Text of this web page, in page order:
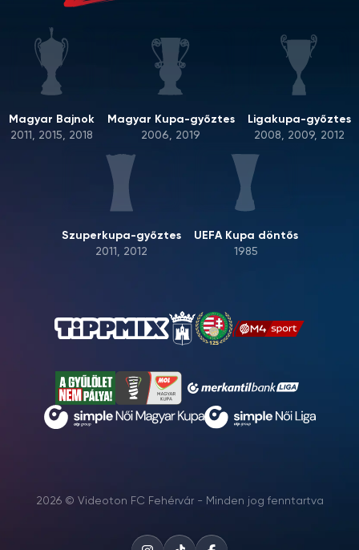
Magyar Bajnok
2011, 2015, 2018
Magyar Kupa-győztes
2006, 2019
Ligakupa-győztes
2008, 2009, 2012
Szuperkupa-győztes
2011, 2012
UEFA Kupa döntős
1985
2026 © Videoton FC Fehérvár - Minden jog fenntartva